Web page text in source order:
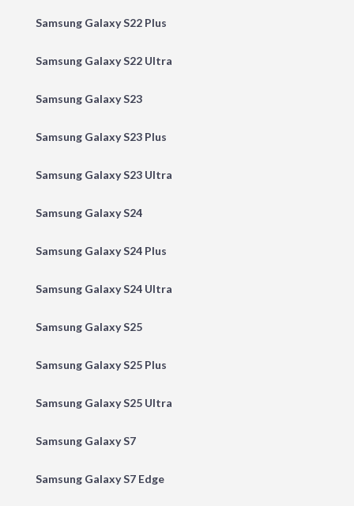
Samsung Galaxy S22 Plus
Samsung Galaxy S22 Ultra
Samsung Galaxy S23
Samsung Galaxy S23 Plus
Samsung Galaxy S23 Ultra
Samsung Galaxy S24
Samsung Galaxy S24 Plus
Samsung Galaxy S24 Ultra
Samsung Galaxy S25
Samsung Galaxy S25 Plus
Samsung Galaxy S25 Ultra
Samsung Galaxy S7
Samsung Galaxy S7 Edge